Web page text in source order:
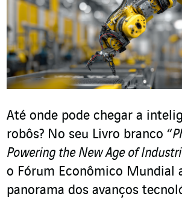
Até onde pode chegar a
robôs? No seu Livro branco “
Powering the New Age of
o Fórum Econômico Mundial
panorama dos avanços